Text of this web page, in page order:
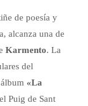
de poesía y
alcanza una de
Karmento. La
del
«La
Puig de Sant